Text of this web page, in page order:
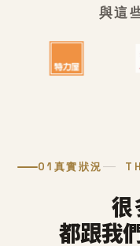
與這
01 真實狀況
很
都跟我